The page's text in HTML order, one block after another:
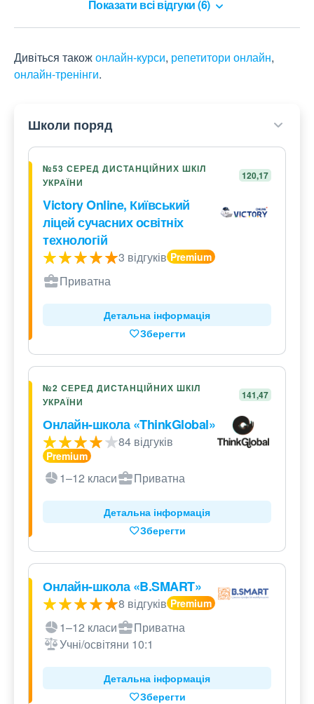
Показати всі відгуки (6)
Дивіться такожонлайн-курси, репетитори онлайн,
онлайн-тренінги.
Школи поряд
№53 СЕРЕД ДИСТАНЦІЙНИХ ШКІЛ
УКРАЇНИ
120,17
Victory Online, Київський
ліцей сучасних освітніх
технологій
3 відгуків
Приватна
Детальна інформація
Зберегти
№2 СЕРЕД ДИСТАНЦІЙНИХ ШКІЛ
УКРАЇНИ
141,47
Онлайн-школа «ThinkGlobal»
84 відгуків
1–12 класи Приватна
Детальна інформація
Зберегти
Онлайн-школа «B.SMART»
8 відгуків
1–12 класи
Приватна
Учні/освітяни 10:1
Детальна інформація
Зберегти